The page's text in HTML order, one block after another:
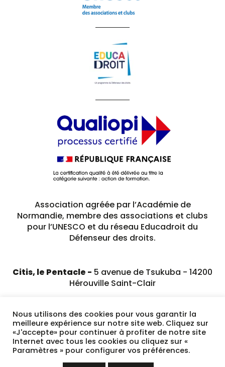
Association agréée par l’Académie de
Normandie, membre des associations et clubs
pour l’UNESCO et du réseau Educadroit du
Défenseur des droits.
Citis, le Pentacle - 5 avenue de Tsukuba - 14200
Hérouville Saint-Clair
Mentions légales
Nous utilisons des cookies pour vous garantir la
meilleure expérience sur notre site web. Cliquez sur
«J'accepte» pour continuer à profiter de notre site
Internet avec tous les cookies ou cliquez sur «
Paramètres » pour configurer vos préférences.